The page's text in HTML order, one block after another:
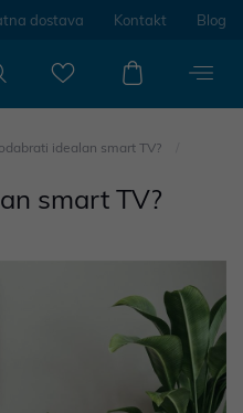
dostava Kontakt Blog
idealan smart TV?
smart TV?